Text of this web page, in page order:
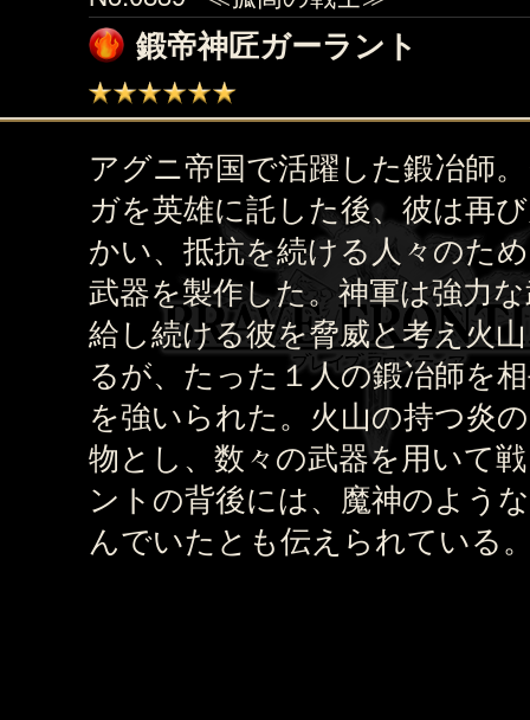
鍛帝神匠ガーラント
アグニ帝国で活躍した鍛冶師
ガを英雄に託した後、彼は再
かい、抵抗を続ける人々のた
武器を製作した。神軍は強力
給し続ける彼を脅威と考え火
るが、たった１人の鍛冶師を
を強いられた。火山の持つ炎
物とし、数々の武器を用いて
ントの背後には、魔神のよう
んでいたとも伝えられている